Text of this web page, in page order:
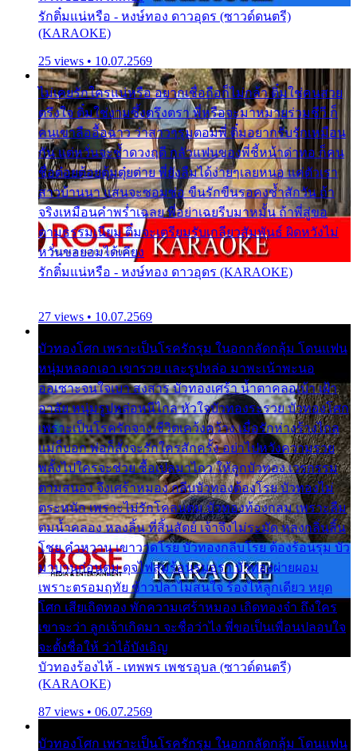
รักติ๋มแน่หรือ - หงษ์ทอง ดาวอุดร (ซาวด์ดนตรี)
(KARAOKE)
25 views • 10.07.2569
ไม่เคยรักใครแน่หรือ อยากเชื่อถือก็ไม่กล้า ติ๋มใช่คนสวย
ตรึงใจ ติ๋มใช่งามซึ้งตรึงตรา พี่หรือจะมาหมายร่วมชีวี ก็
คนเขาลืออื้อฉาว ว่าสาวๆรุมตอมพี่ ติ๋มอยากรับรักเหมือน
กัน แต่หวั่นจะช้ำดวงฤดี กลัวแฟนของพี่ชี้หน้าด่าทอ ก็คน
ชื่อต๋อยต้อยตุ้มตุ๋ยต่าย พี่ยังลืมได้ง่ายๆเลยหนอ แค่ตัวเรา
สาวบ้านนา แสนจะซอมซ่อ ขืนรักขืนรอคงช้ำสักวัน ถ้า
จริงเหมือนคำพร่ำเฉลย พี่อย่าเฉยรีบมาหมั้น ถ้าพี่สู่ขอ
ตามธรรมเนียม ติ๋มจะเตรียมรับเกลียวสัมพันธ์ ผิดหวังไม่
หวั่นขอยอมได้เคียง
รักติ๋มแน่หรือ - หงษ์ทอง ดาวอุดร (KARAOKE)
27 views • 10.07.2569
บัวทองโศก เพราะเป็นโรครักรุม ในอกกลัดกลุ้ม โดนแฟน
หนุ่มหลอกเอา เขารวย และรูปหล่อ มาพะเน้าพะนอ
ออเซาะจนใจเบา สงสาร บัวทองเศร้า น้ำตาคลอเบ้า เฝ้า
อาลัย หนุ่มรูปหล่อหนีไกล หัวใจบัวทองระรวย บัวทองโศก
เพราะเป็นโรครักจาง ชีวิตเคว้งคว้าง เมื่อรักห่างร้างไกล
แม่ก็บอก พ่อก็สั่งจะรักใครสักครั้ง อย่าไปหวังความรวย
พลั้งไปใครจะช่วย ซื้อเปลมาไกว ให้ลูกบัวทอง เวรกรรม
ตามสนอง จึงเศร้าหมอง กลีบบัวทองต้องโรย บัวทองไม่
ตระหนัก เพราะไม่รักโคลนตม บัวทองท้องกลม เพราะลืม
ตมน้ำคลอง หลงลิ้น ที่สิ้นสัตย์ เจ้าจึงไม่ระมัด หลงกลิ่นลิ้น
โชย คำหวาน เขาวาดโรย บัวทองกลีบโรย ต้องร้อนรุม บัว
มาบานก่อนตูม ดุจไฟสุมร้อนรุมอุรา บัวทองผ่ายผอม
เพราะตรอมฤทัย ข้าวปลาไม่สนใจ ร้องไห้ลูกเดียว หยุด
โศก เสียเถิดทอง พักความเศร้าหมอง เถิดทองจ๋า ถึงใคร
เขาจะว่า ลูกเจ้าเกิดมา จะชื่อว่าไง พี่ขอเป็นเพื่อนปลอบใจ
จะตั้งชื่อให้ ว่าไอ้บังเอิญ
บัวทองร้องไห้ - เทพพร เพชรอุบล (ซาวด์ดนตรี)
(KARAOKE)
87 views • 06.07.2569
บัวทองโศก เพราะเป็นโรครักรุม ในอกกลัดกลุ้ม โดนแฟน